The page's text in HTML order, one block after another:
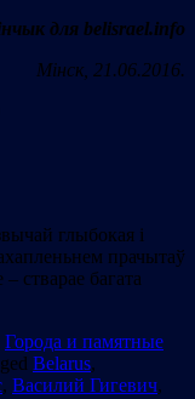
для belisrael.info
Мінск, 21.06.2016.
глыбокая і
прачытаў
стварае багата
Города и памятные
Belarus,
, Василий Гигевич,